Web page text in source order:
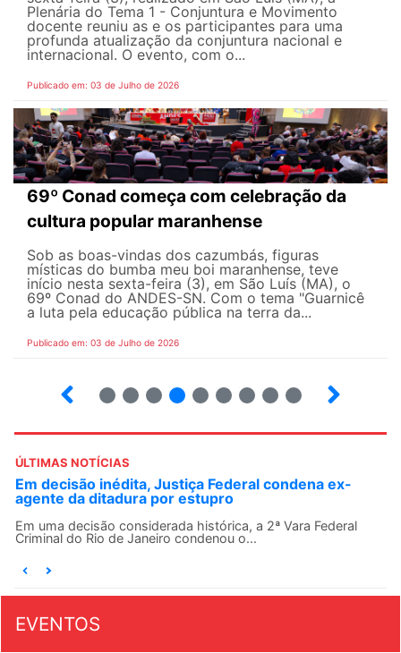
Plenária do Tema 1 - Conjuntura e Movimento
docente reuniu as e os participantes para uma
profunda atualização da conjuntura nacional e
internacional. O evento, com o...
Publicado em: 03 de Julho de 2026
69º Conad começa com celebração da
cultura popular maranhense
Sob as boas-vindas dos cazumbás, figuras
místicas do bumba meu boi maranhense, teve
início nesta sexta-feira (3), em São Luís (MA), o
69º Conad do ANDES-SN. Com o tema "Guarnicê
a luta pela educação pública na terra da...
Publicado em: 03 de Julho de 2026
ÚLTIMAS NOTÍCIAS
Em decisão inédita, Justiça Federal condena ex-
agente da ditadura por estupro
Em uma decisão considerada histórica, a 2ª Vara Federal
Criminal do Rio de Janeiro condenou o...
EVENTOS